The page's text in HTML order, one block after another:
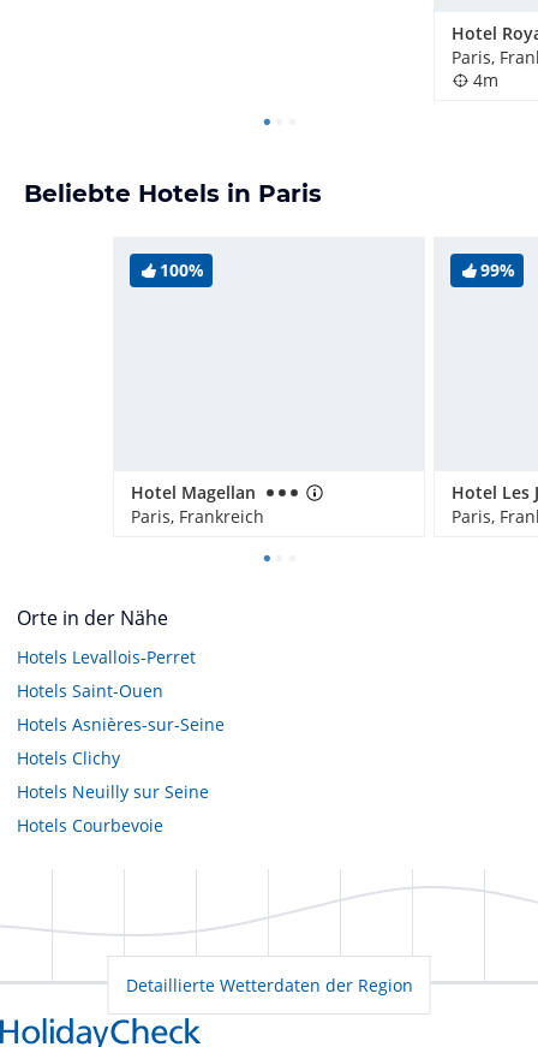
Hotel
Paris,
4m
Beliebte Hotels in Paris
100%
Hotel Magellan
Paris, Frankreich
99%
Paris,
Orte in der Nähe
Hotels Levallois-Perret
Hotels Saint-Ouen
Hotels Asnières-sur-Seine
Hotels Clichy
Hotels Neuilly sur Seine
Hotels Courbevoie
Detaillierte Wetterdaten der Region